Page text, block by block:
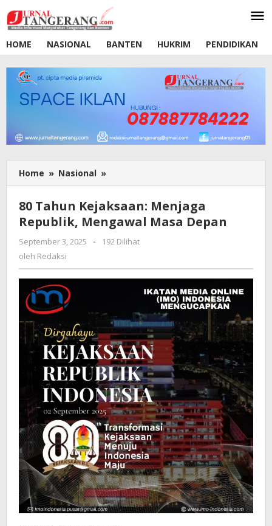
ke
konten
HOME
NASIONAL BANTEN HUKRIM PENDIDIKAN
Home » Nasional »
Tahun
Menjaga
Republik,
Mengawal
80 Tahun Kejaksaan: Menjaga
Republik, Mengawal Masa Depan
September 3, 2025
oleh
-
192 Dilihat
oleh Redaksi